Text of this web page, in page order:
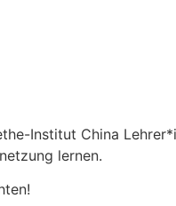
Institut China
lernen.